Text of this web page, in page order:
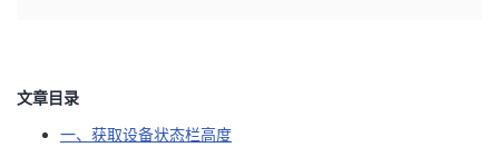
页
开
文章目录
一、获取设备状态栏高度